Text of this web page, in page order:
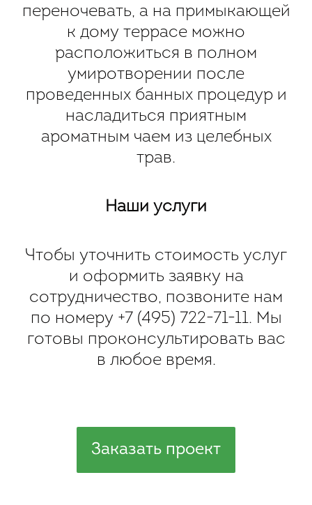
переночевать, а на примыкающей
к дому террасе можно
расположиться в полном
умиротворении после
проведенных банных процедур и
насладиться приятным
ароматным чаем из целебных
трав.
Наши услуги
Чтобы уточнить стоимость услуг
и оформить заявку на
сотрудничество, позвоните нам
по номеру +7 (495) 722-71-11. Мы
готовы проконсультировать вас
в любое время.
Заказать проект